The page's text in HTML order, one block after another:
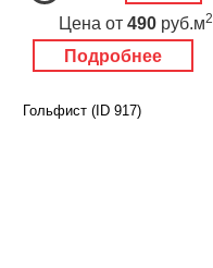
Подробнее
Цена от 490 руб.м2
Гольфист (ID 917)